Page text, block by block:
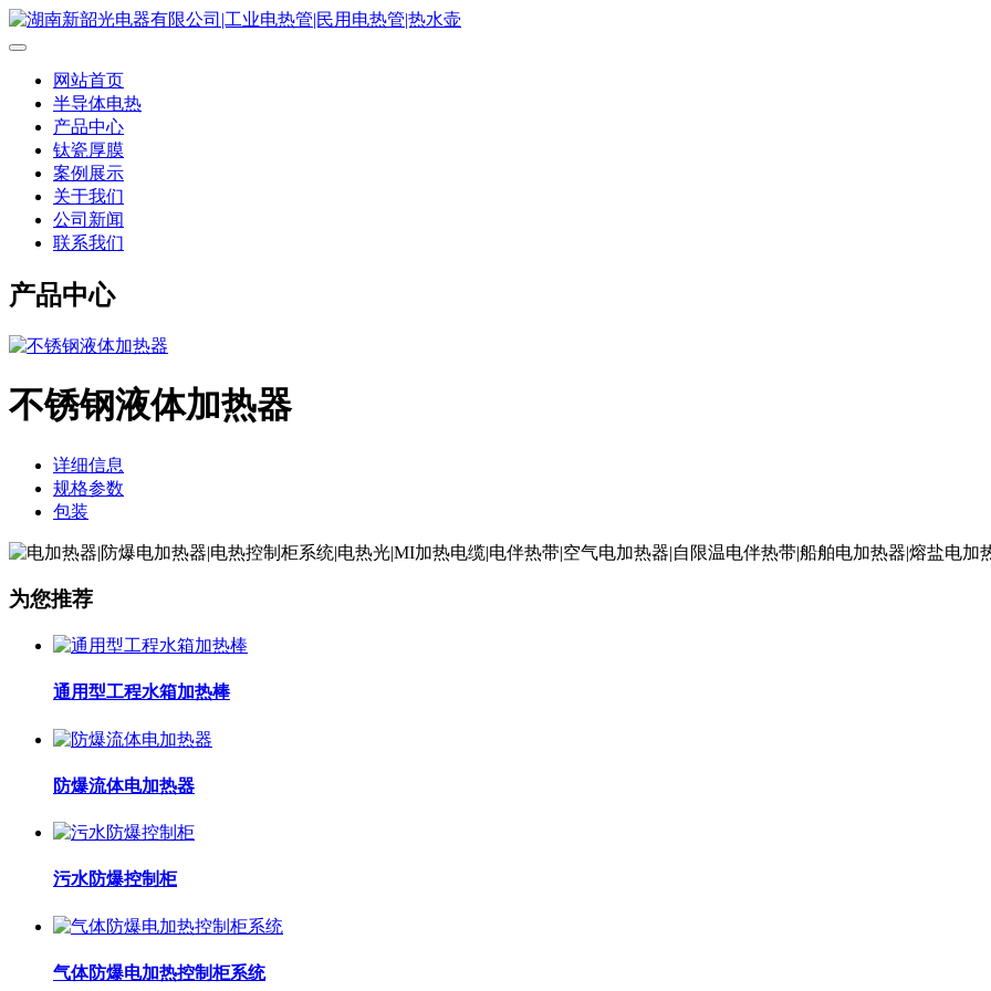
网站首页
半导体电热
产品中心
钛瓷厚膜
案例展示
关于我们
公司新闻
联系我们
产品中心
不锈钢液体加热器
详细信息
规格参数
包装
为您推荐
通用型工程水箱加热棒
防爆流体电加热器
污水防爆控制柜
气体防爆电加热控制柜系统